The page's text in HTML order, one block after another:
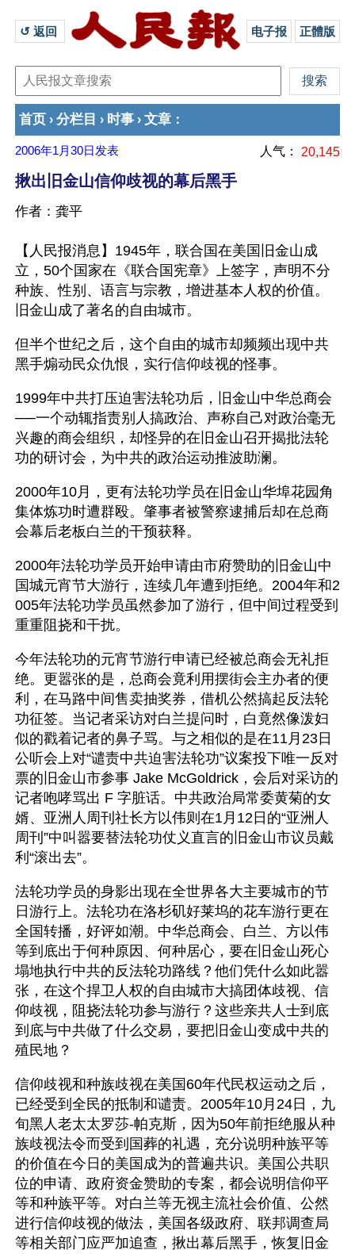
↺ 返回 电子报 正體版
首页 › 分栏目 › 时事 › 文章 ：
2006年1月30日 发表 人气： 20,145
揪出旧金山信仰歧视的幕后黑手
作者：龚平
【人民报消息】1945年，联合国在美国旧金山成
立，50个国家在《联合国宪章》上签字，声明不分
种族、性别、语言与宗教，增进基本人权的价值。
旧金山成了著名的自由城市。
但半个世纪之后，这个自由的城市却频频出现中共
黑手煽动民众仇恨，实行信仰歧视的怪事。
1999年中共打压迫害法轮功后，旧金山中华总商会
──一个动辄指责别人搞政治、声称自己对政治毫无
兴趣的商会组织，却怪异的在旧金山召开揭批法轮
功的研讨会，为中共的政治运动推波助澜。
2000年10月，更有法轮功学员在旧金山华埠花园角
集体炼功时遭群殴。肇事者被警察逮捕后却在总商
会幕后老板白兰的干预获释。
2000年法轮功学员开始申请由市府赞助的旧金山中
国城元宵节大游行，连续几年遭到拒绝。2004年和2
005年法轮功学员虽然参加了游行，但中间过程受到
重重阻挠和干扰。
今年法轮功的元宵节游行申请已经被总商会无礼拒
绝。更嚣张的是，总商会竟利用摆街会主办者的便
利，在马路中间售卖抽奖券，借机公然搞起反法轮
功征签。当记者采访对白兰提问时，白竟然像泼妇
似的戳着记者的鼻子骂。与之相似的是在11月23日
公听会上对“谴责中共迫害法轮功”议案投下唯一反对
票的旧金山市参事 Jake McGoldrick，会后对采访的
记者咆哮骂出 F 字脏话。中共政治局常委黄菊的女
婿、亚洲人周刊社长方以伟则在1月12日的“亚洲人
周刊”中叫嚣要替法轮功仗义直言的旧金山市议员戴
利“滚出去”。
法轮功学员的身影出现在全世界各大主要城市的节
日游行上。法轮功在洛杉矶好莱坞的花车游行更在
全国转播，好评如潮。中华总商会、白兰、方以伟
等到底出于何种原因、何种居心，要在旧金山死心
塌地执行中共的反法轮功路线？他们凭什么如此嚣
张，在这个捍卫人权的自由城市大搞团体歧视、信
仰歧视，阻挠法轮功参与游行？这些亲共人士到底
到底与中共做了什么交易，要把旧金山变成中共的
殖民地？
信仰歧视和种族歧视在美国60年代民权运动之后，
已经受到全民的抵制和谴责。2005年10月24日，九
旬黑人老太太罗莎-帕克斯，因为50年前拒绝服从种
族歧视法令而受到国葬的礼遇，充分说明种族平等
的价值在今日的美国成为的普遍共识。美国公共职
位的申请、政府资金赞助的专案，都会说明信仰平
等和种族平等。对白兰等无视主流社会价值、公然
进行信仰歧视的做法，美国各级政府、联邦调查局
等相关部门应严加追查，揪出幕后黑手，恢复旧金